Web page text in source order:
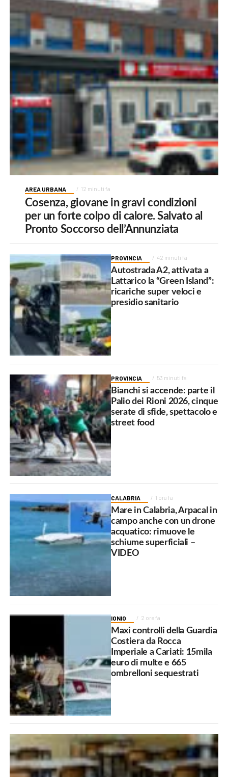
AREA URBANA 12 minuti fa
Cosenza, giovane in gravi condizioni
per un forte colpo di calore. Salvato al
Pronto Soccorso dell’Annunziata
PROVINCIA 42 minuti fa
Autostrada A2, attivata a
Lattarico la “Green Island”:
ricariche super veloci e
presidio sanitario
PROVINCIA 53 minuti fa
Bianchi si accende: parte il
Palio dei Rioni 2026, cinque
serate di sfide, spettacolo e
street food
CALABRIA 1 ora fa
Mare in Calabria, Arpacal in
campo anche con un drone
acquatico: rimuove le
schiume superficiali –
VIDEO
IONIO 2 ore fa
Maxi controlli della Guardia
Costiera da Rocca
Imperiale a Cariati: 15mila
euro di multe e 665
ombrelloni sequestrati